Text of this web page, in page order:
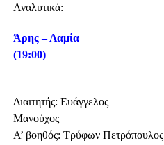
Αναλυτικά:
Άρης – Λαμία
(19:00)
Διαιτητής: Ευάγγελος
Μανούχος
Α’ βοηθός: Τρύφων